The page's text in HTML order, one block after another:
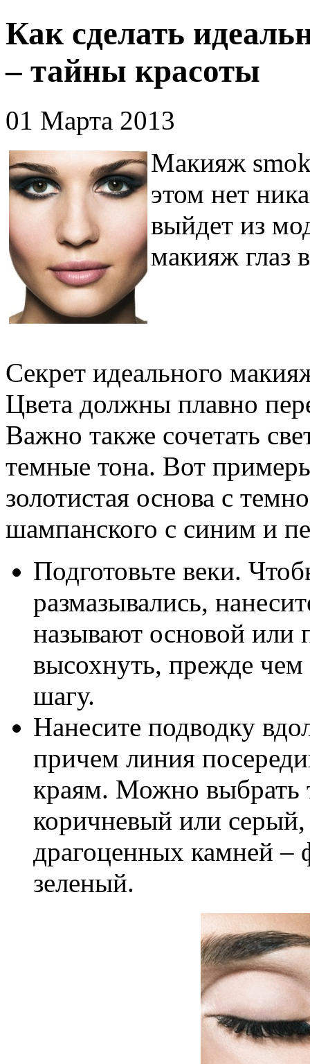
Как сделать
– тайны красоты
01 Марта 2013
Макияж
этом нет
выйдет из
макияж глаз
Секрет идеального
Цвета должны плавно
Важно также сочетать
темные тона. Вот
золотистая основа с
шампанского с синим и
Подготовьте веки.
размазывались,
называют основой или
высохнуть, прежде
шагу.
Нанесите подводку
причем линия
краям. Можно выбрать
коричневый или
драгоценных камней –
зеленый.